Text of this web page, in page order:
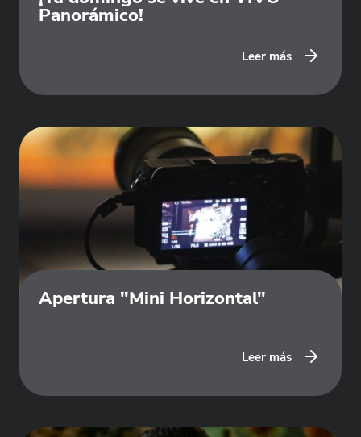
Panorámico!
Leer más
Apertura "Mini Horizontal"
Leer más